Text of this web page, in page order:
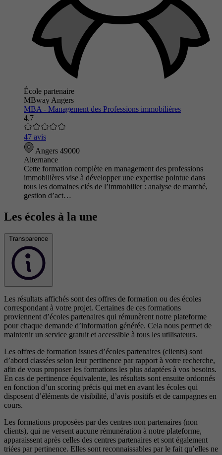
École partenaire
MBway Angers
MBA - Management des Professions immobilières
4.7
47 avis
Angers 49000
Alternance
Cette formation complète en management des professions
immobilières vise à développer une expertise pointue dans
tous les domaines clés de l’immobilier : analyse de marché,
gestion d’act…
Les écoles à la une
Transparence
Les résultats affichés sont des offres de formation ou des écoles
correspondant à votre projet. Certaines de ces formations
proviennent d’écoles partenaires qui rémunèrent notre plateforme
pour chaque demande d’information générée. Cela nous permet de
maintenir un service gratuit et accessible à tous les utilisateurs.
Les offres de formation issues d’écoles partenaires (clients) sont
d’abord classées selon leur pertinence par rapport à votre recherche,
afin de vous proposer les formations les plus adaptées à vos besoins.
En cas de pertinence équivalente, les résultats sont ensuite ordonnés
en fonction d’un scoring précis qui met en avant les écoles qui
disposent d’éléments de visibilité, d’avis positifs et de campagnes en
cours.
Les formations proposées par des centres non partenaires (non
clients), qui ne versent aucune rémunération à notre plateforme,
apparaissent après celles des centres partenaires et sont également
triées par pertinence. Elles sont reconnaissables par le fait qu’elles ne